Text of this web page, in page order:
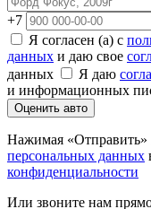
+7
Я согласен (а) с
данных и даю свое
данных
Я даю
и информационных
Оценить авто
Нажимая «Отправить»
персональных данных
конфиденциальности
Или звоните нам